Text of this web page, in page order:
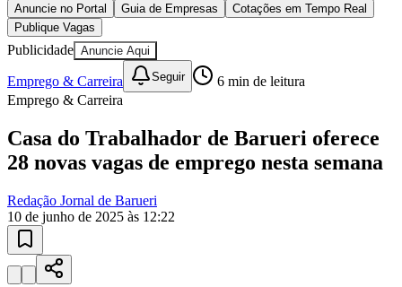
Goiás
Anuncie no Portal Guia de Empresas
Cotações em Tempo Real
Publique Vagas
Publicidade Anuncie Aqui
Emprego & Carreira Seguir 6 min de leitura
Emprego & Carreira
Casa do Trabalhador de Barueri oferece
28 novas vagas de emprego nesta semana
Redação Jornal de Barueri
10 de junho de 2025 às 12:22